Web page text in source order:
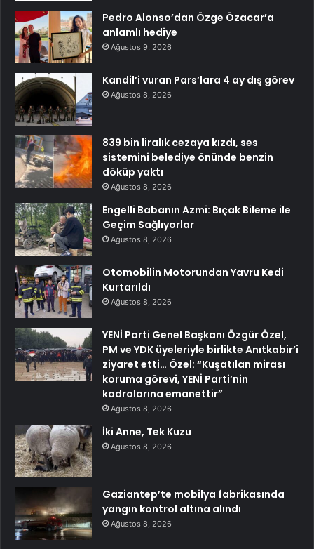
Pedro Alonso’dan Özge Özacar’a
anlamlı hediye
Ağustos 9, 2026
Kandil’i vuran Pars’lara 4 ay dış görev
Ağustos 8, 2026
839 bin liralık cezaya kızdı, ses
sistemini belediye önünde benzin
döküp yaktı
Ağustos 8, 2026
Engelli Babanın Azmi: Bıçak Bileme ile
Geçim Sağlıyorlar
Ağustos 8, 2026
Otomobilin Motorundan Yavru Kedi
Kurtarıldı
Ağustos 8, 2026
YENİ Parti Genel Başkanı Özgür Özel,
PM ve YDK üyeleriyle birlikte Anıtkabir’i
ziyaret etti… Özel: “Kuşatılan mirası
koruma görevi, YENİ Parti’nin
kadrolarına emanettir”
Ağustos 8, 2026
İki Anne, Tek Kuzu
Ağustos 8, 2026
Gaziantep’te mobilya fabrikasında
yangın kontrol altına alındı
Ağustos 8, 2026